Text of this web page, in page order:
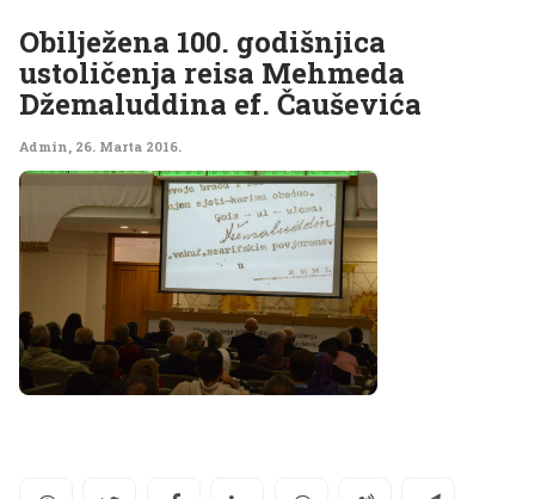
Obilježena 100. godišnjica
ustoličenja reisa Mehmeda
Džemaluddina ef. Čauševića
Admin, 26. Marta 2016.